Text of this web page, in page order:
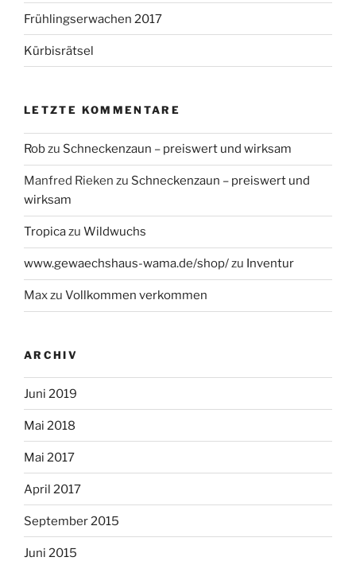
Frühlingserwachen 2017
Kürbisrätsel
LETZTE KOMMENTARE
Robzu Schneckenzaun – preiswert und wirksam
Manfred Rieken zu Schneckenzaun – preiswert und
wirksam
Tropicazu Wildwuchs
www.gewaechshaus-wama.de/shop/zu Inventur
Maxzu Vollkommen verkommen
ARCHIV
Juni 2019
Mai 2018
Mai 2017
April 2017
September 2015
Juni 2015